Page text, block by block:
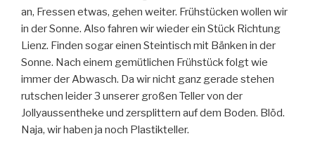
an, Fressen etwas, gehen weiter. Frühstücken wollen wir
in der Sonne. Also fahren wir wieder ein Stück Richtung
Lienz. Finden sogar einen Steintisch mit Bänken in der
Sonne. Nach einem gemütlichen Frühstück folgt wie
immer der Abwasch. Da wir nicht ganz gerade stehen
rutschen leider 3 unserer großen Teller von der
Jollyaussentheke und zersplittern auf dem Boden. Blöd.
Naja, wir haben ja noch Plastikteller.